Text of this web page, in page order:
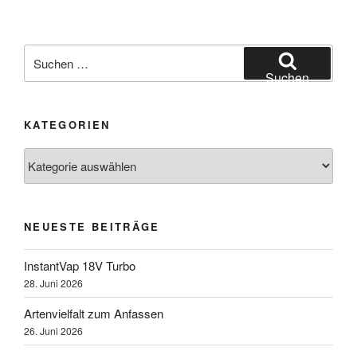
nach:
Suchen
KATEGORIEN
NEUESTE BEITRÄGE
InstantVap 18V Turbo
28. Juni 2026
Artenvielfalt zum Anfassen
26. Juni 2026